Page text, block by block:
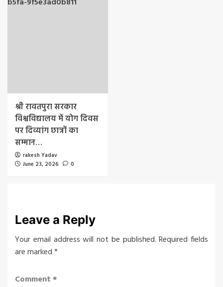
श्री रावतपुरा सरकार
विश्वविद्यालय में योग दिवस
पर दिव्यांग छात्रों का
सम्मान…
rakesh Yadav
June 23, 2026
0
Leave a Reply
Your email address will not be published. Required fields
are marked*
Comment*